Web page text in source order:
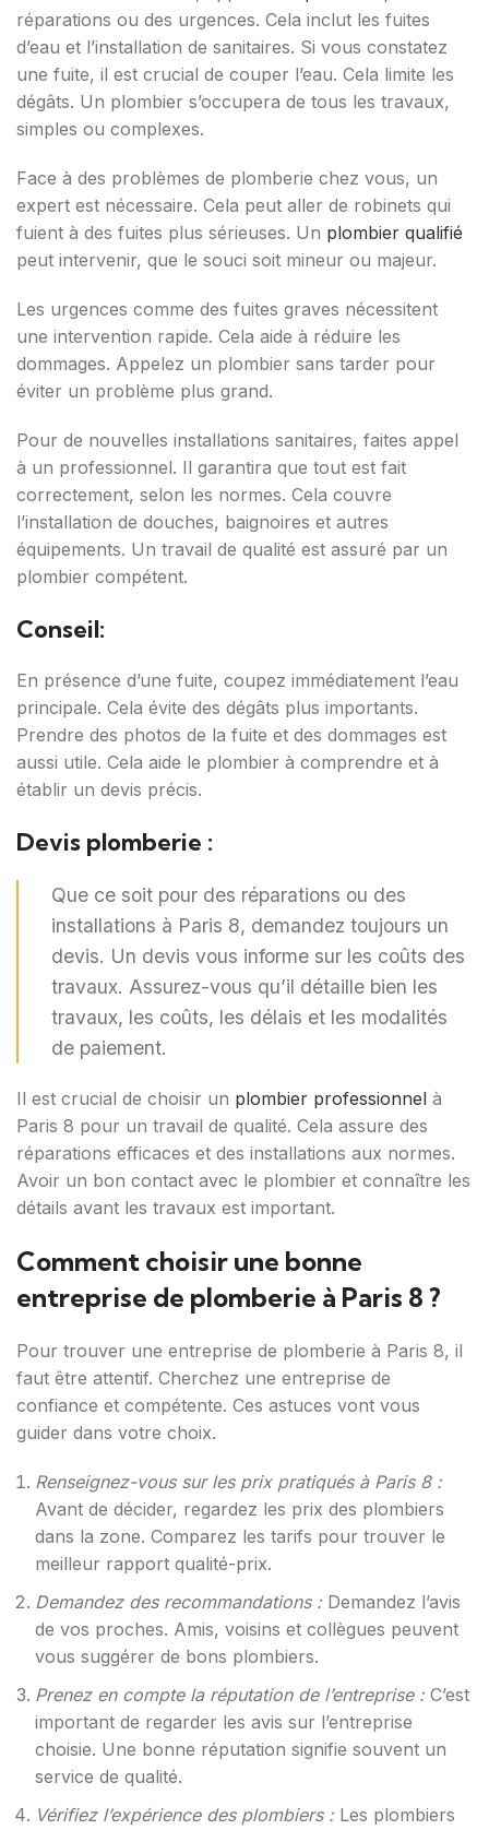
réparations ou des urgences. Cela inclut les fuites
d’eau et l’installation de sanitaires. Si vous constatez
une fuite, il est crucial de couper l’eau. Cela limite les
dégâts. Un plombier s’occupera de tous les travaux,
simples ou complexes.
Face à des problèmes de plomberie chez vous, un
expert est nécessaire. Cela peut aller de robinets qui
fuient à des fuites plus sérieuses. Un plombier qualifié
peut intervenir, que le souci soit mineur ou majeur.
Les urgences comme des fuites graves nécessitent
une intervention rapide. Cela aide à réduire les
dommages. Appelez un plombier sans tarder pour
éviter un problème plus grand.
Pour de nouvelles installations sanitaires, faites appel
à un professionnel. Il garantira que tout est fait
correctement, selon les normes. Cela couvre
l’installation de douches, baignoires et autres
équipements. Un travail de qualité est assuré par un
plombier compétent.
Conseil:
En présence d’une fuite, coupez immédiatement l’eau
principale. Cela évite des dégâts plus importants.
Prendre des photos de la fuite et des dommages est
aussi utile. Cela aide le plombier à comprendre et à
établir un devis précis.
Devis plomberie :
Que ce soit pour des réparations ou des
installations à Paris 8, demandez toujours un
devis. Un devis vous informe sur les coûts des
travaux. Assurez-vous qu’il détaille bien les
travaux, les coûts, les délais et les modalités
de paiement.
Il est crucial de choisir un plombier professionnel à
Paris 8 pour un travail de qualité. Cela assure des
réparations efficaces et des installations aux normes.
Avoir un bon contact avec le plombier et connaître les
détails avant les travaux est important.
Comment choisir une bonne
entreprise de plomberie à Paris 8 ?
Pour trouver une entreprise de plomberie à Paris 8, il
faut être attentif. Cherchez une entreprise de
confiance et compétente. Ces astuces vont vous
guider dans votre choix.
Renseignez-vous sur les prix pratiqués à Paris 8 :
Avant de décider, regardez les prix des plombiers
dans la zone. Comparez les tarifs pour trouver le
meilleur rapport qualité-prix.
Demandez des recommandations : Demandez l’avis
de vos proches. Amis, voisins et collègues peuvent
vous suggérer de bons plombiers.
Prenez en compte la réputation de l’entreprise : C’est
important de regarder les avis sur l’entreprise
choisie. Une bonne réputation signifie souvent un
service de qualité.
Vérifiez l’expérience des plombiers : Les plombiers